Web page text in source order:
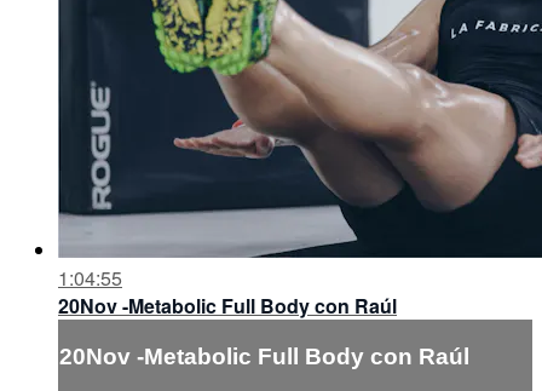
1:04:55
20Nov -Metabolic Full Body con Raúl
20Nov -Metabolic Full Body con Raúl